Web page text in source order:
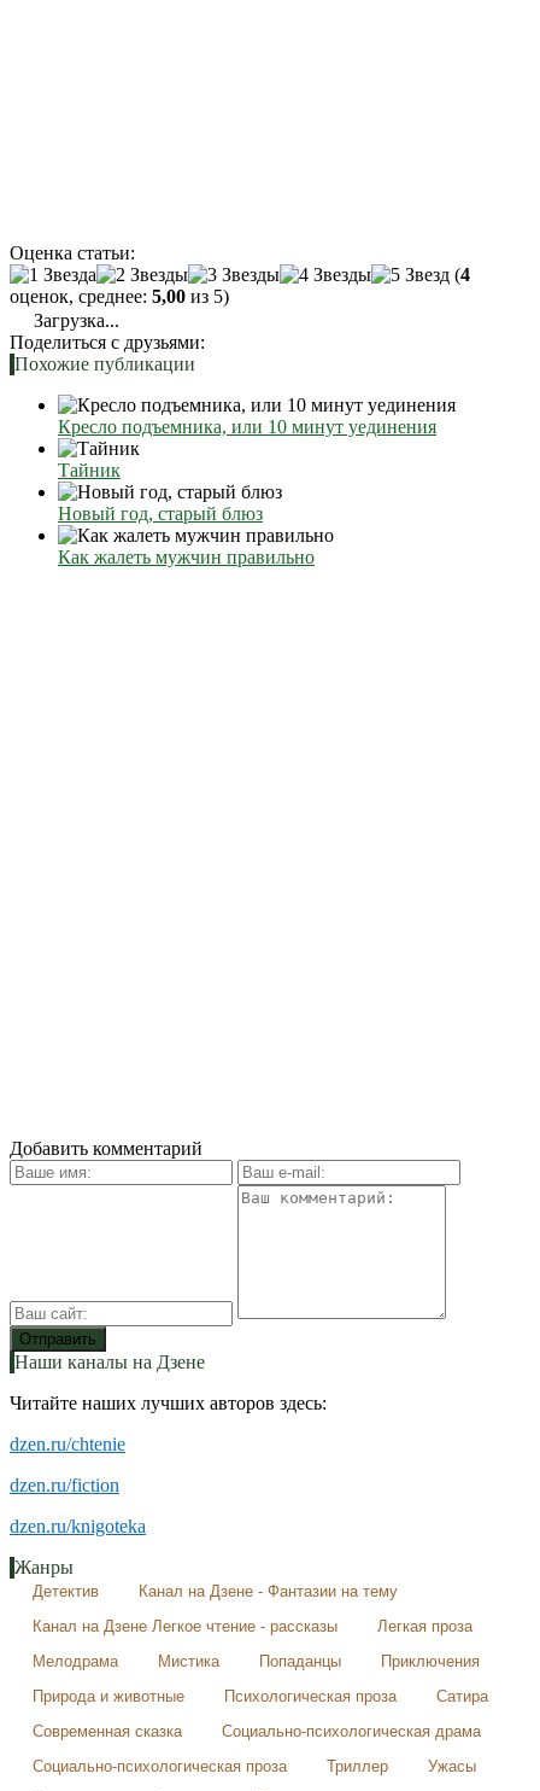
Оценка статьи:
(4
оценок, среднее: 5,00 из 5)
Загрузка...
Поделиться с друзьями:
Похожие публикации
Кресло подъемника, или 10 минут уединения
Тайник
Новый год, старый блюз
Как жалеть мужчин правильно
Добавить комментарий
Наши каналы на Дзене
Читайте наших лучших авторов здесь:
dzen.ru/chtenie
dzen.ru/fiction
dzen.ru/knigoteka
Жанры
Детектив
Канал на Дзене - Фантазии на тему
Канал на Дзене Легкое чтение - рассказы
Легкая проза
Мелодрама
Мистика Попаданцы
Приключения
Природа и животные
Психологическая проза
Сатира
Современная сказка
Социально-психологическая драма
Социально-психологическая проза
Триллер
Ужасы